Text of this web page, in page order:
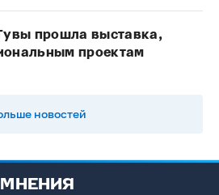
прошла выставка,
проектам
новостей